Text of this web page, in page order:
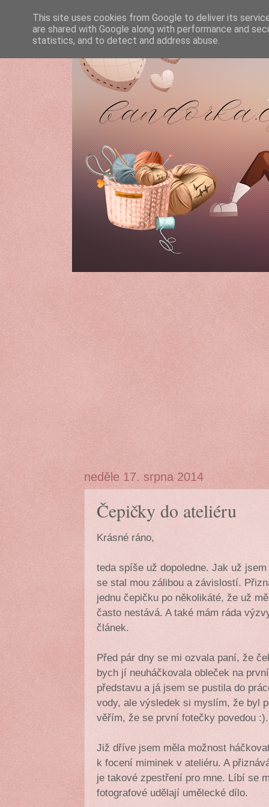
neděle 17. srpna 2014
Čepičky do ateliéru
Krásné ráno,
teda spíše už dopoledne. Jak už
se stal mou zálibou a závislostí.
jednu čepičku po několikáté, že už
často nestává. A také mám ráda
článek.
Před pár dny se mi ozvala paní, že
bych jí neuháčkovala obleček na
představu a já jsem se pustila do
vody, ale výsledek si myslím, že byl
věřím, že se první fotečky povedou :).
Již dříve jsem měla možnost
k focení miminek v ateliéru. A
je takové zpestření pro mne. Líbí se
fotografové udělají umělecké dílo.
This site uses cookies from Google to deliver its
are shared with Google along with performance and
statistics, and to detect and address abuse.